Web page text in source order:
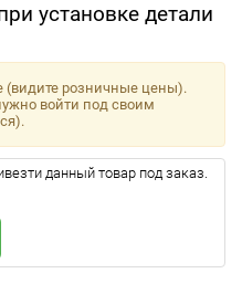
установке детали
(видите розничные цены).
войти под своим
данный товар под заказ.